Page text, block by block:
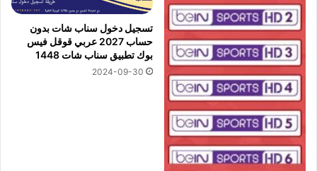
تسجيل دخول سناب شات بدون
حساب 2027 عربي قوقل فيس
بوك تطبيق سناب شات 1448
2024-09-30